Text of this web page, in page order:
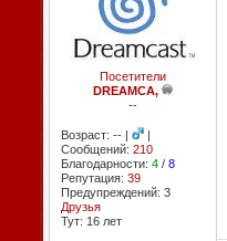
Посетители
DREAMCA,
--
Возраст: -- |
|
Сообщений: 210
Благодарности: 4/ 8
Репутация: 39
Предупреждений: 3
Друзья
Тут: 16 лет